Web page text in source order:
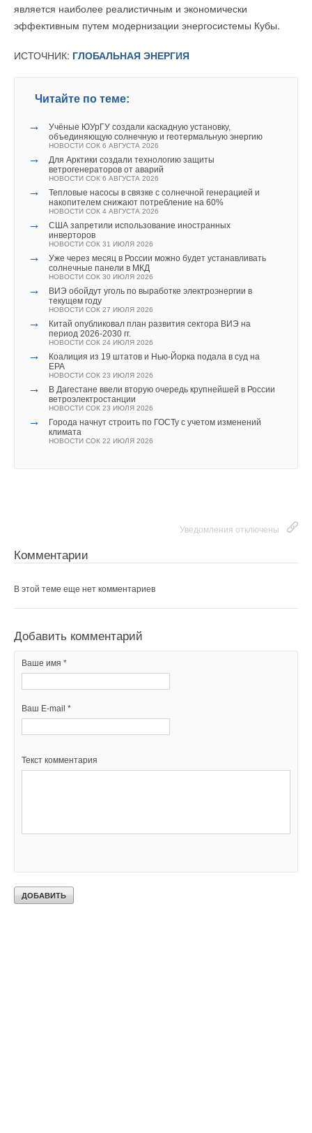
является наиболее реалистичным и экономически
эффективным путем модернизации энергосистемы Кубы.
ИСТОЧНИК: ГЛОБАЛЬНАЯ ЭНЕРГИЯ
Читайте по теме:
→
Учёные ЮУрГУ создали каскадную установку,
объединяющую солнечную и геотермальную энергию
НОВОСТИ СОК 6 АВГУСТА 2026
→
Для Арктики создали технологию защиты
ветрогенераторов от аварий
НОВОСТИ СОК 6 АВГУСТА 2026
→
Тепловые насосы в связке с солнечной генерацией и
накопителем снижают потребление на 60%
НОВОСТИ СОК 4 АВГУСТА 2026
→
США запретили использование иностранных
инверторов
НОВОСТИ СОК 31 ИЮЛЯ 2026
→
Уже через месяц в России можно будет устанавливать
солнечные панели в МКД
НОВОСТИ СОК 30 ИЮЛЯ 2026
→
ВИЭ обойдут уголь по выработке электроэнергии в
текущем году
НОВОСТИ СОК 27 ИЮЛЯ 2026
→
Китай опубликовал план развития сектора ВИЭ на
период 2026-2030 гг.
НОВОСТИ СОК 24 ИЮЛЯ 2026
→
Коалиция из 19 штатов и Нью-Йорка подала в суд на
EPA
НОВОСТИ СОК 23 ИЮЛЯ 2026
→
В Дагестане ввели вторую очередь крупнейшей в России
ветроэлектростанции
НОВОСТИ СОК 23 ИЮЛЯ 2026
→
Города начнут строить по ГОСТу с учетом изменений
климата
НОВОСТИ СОК 22 ИЮЛЯ 2026
Уведомления отключены
Комментарии
В этой теме еще нет комментариев
Добавить комментарий
Ваше имя *
Ваш E-mail *
Текст комментария